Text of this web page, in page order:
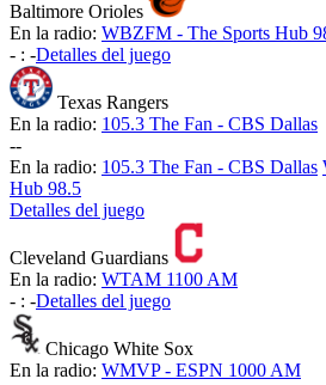
Baltimore Orioles
En la radio: WBZFM - The Sports Hub
- : -Detalles del juego
Texas Rangers
En la radio: 105.3 The Fan - CBS Dallas
--
En la radio: 105.3 The Fan - CBS Dallas
Hub 98.5
Detalles del juego
Cleveland Guardians
En la radio: WTAM 1100 AM
- : -Detalles del juego
Chicago White Sox
En la radio: WMVP - ESPN 1000 AM